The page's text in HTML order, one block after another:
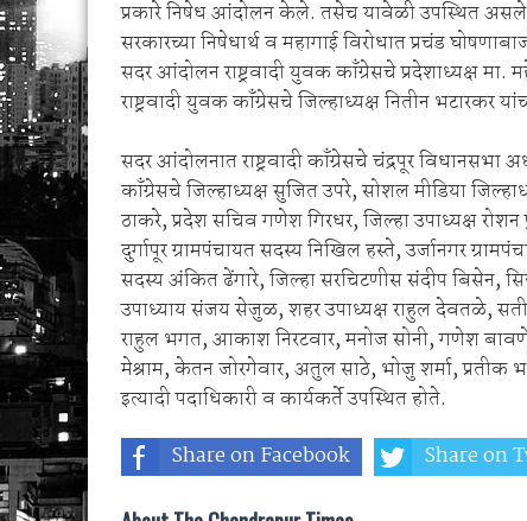
प्रकारे निषेध आंदोलन केले. तसेच यावेळी उपस्थित
सरकारच्या निषेधार्थ व महागाई विरोधात प्रचंड
सदर आंदोलन राष्ट्रवादी युवक काँग्रेसचे प्रदेशाध्यक्ष मा.
राष्ट्रवादी युवक काँग्रेसचे जिल्हाध्यक्ष नितीन भटारकर
सदर आंदोलनात राष्ट्रवादी काँग्रेसचे चंद्रपूर विधानसभा
काँग्रेसचे जिल्हाध्यक्ष सुजित उपरे, सोशल मीडिया
ठाकरे, प्रदेश सचिव गणेश गिरधर, जिल्हा उपाध्यक्ष
दुर्गापूर ग्रामपंचायत सदस्य निखिल हस्ते, उर्जानगर
सदस्य अंकित ढेंगारे, जिल्हा सरचिटणीस संदीप बिसेन,
उपाध्याय संजय सेजुळ, शहर उपाध्यक्ष राहुल देवतळे,
राहुल भगत, आकाश निरटवार, मनोज सोनी, गणेश
मेश्राम, केतन जोरगेवार, अतुल साठे, भोजु शर्मा,
इत्यादी पदाधिकारी व कार्यकर्ते उपस्थित होते.
Share on Facebook
Share on